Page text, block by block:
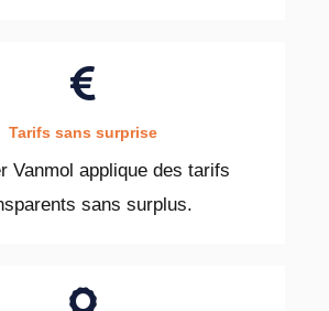
Tarifs sans surprise
Vanmol applique des tarifs
sans surplus.